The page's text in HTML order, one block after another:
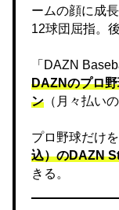
ームの顔に成
12球団屈指。
「DAZN
DAZNのプロ
ン （月々払い
プロ野球だけ
込）のDAZN
きる。